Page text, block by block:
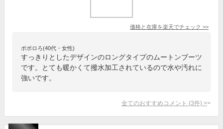
価格と在庫を楽天でチェック >>
ポポロろ(40代・女性)
すっきりとしたデザインのロングタイプのムートンブーツ
です。とても暖かくて撥水加工されているので水や汚れに
強いです。
全てのおすすめコメント (3件) >